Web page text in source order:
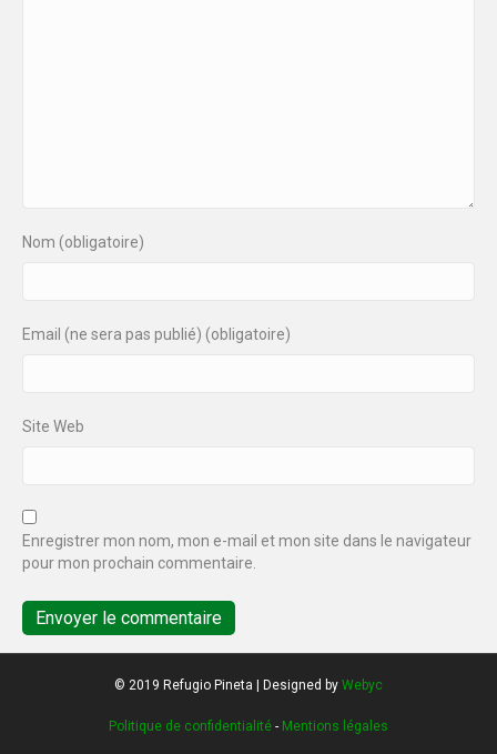
Nom (obligatoire)
Email (ne sera pas publié) (obligatoire)
Site Web
Enregistrer mon nom, mon e-mail et mon site dans le navigateur
pour mon prochain commentaire.
© 2019 Refugio Pineta | Designed by Webyc
Politique de confidentialité - Mentions légales